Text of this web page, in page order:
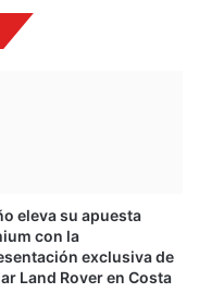
eleva su apuesta
con la
exclusiva de
Land Rover en Costa